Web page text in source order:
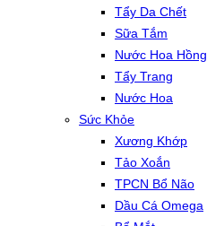
Tẩy Da Chết
Sữa Tắm
Nước Hoa Hồng
Tẩy Trang
Nước Hoa
Sức Khỏe
Xương Khớp
Tảo Xoắn
TPCN Bổ Não
Dầu Cá Omega